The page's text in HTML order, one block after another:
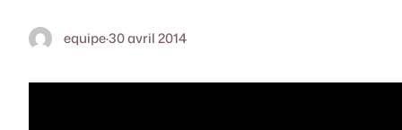
equipe·30 avril 2014